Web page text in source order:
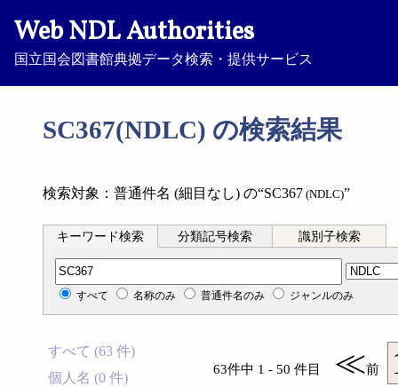
Web NDL Authorities
国立国会図書館典拠データ検索・提供サービス
SC367(NDLC) の検索結果
検索対象：普通件名 (細目なし) の“SC367 (NDLC)”
キーワード検索 分類記号検索 識別子検索
分類記号検索
すべて 名称のみ 普通件名のみ ジャンルのみ
すべて (63 件)
個人名 (0 件)
63件中 1 - 50 件目 ≪前